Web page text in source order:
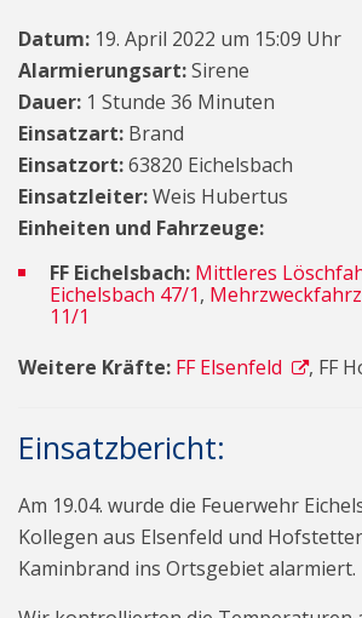
Datum: 19. April 2022 um 15:09 Uhr
Alarmierungsart:Sirene
Dauer: 1 Stunde 36 Minuten
Einsatzart: Brand
Einsatzort:63820 Eichelsbach
Einsatzleiter:Weis Hubertus
Einheiten und Fahrzeuge:
FF Eichelsbach: Mittleres
Eichelsbach 47/1,
11/1
Weitere Kräfte: FF Elsenfeld , FF
Einsatzbericht:
Am 19.04. wurde die Feuerwehr
Kollegen aus Elsenfeld und
Kaminbrand ins Ortsgebiet alarmiert.